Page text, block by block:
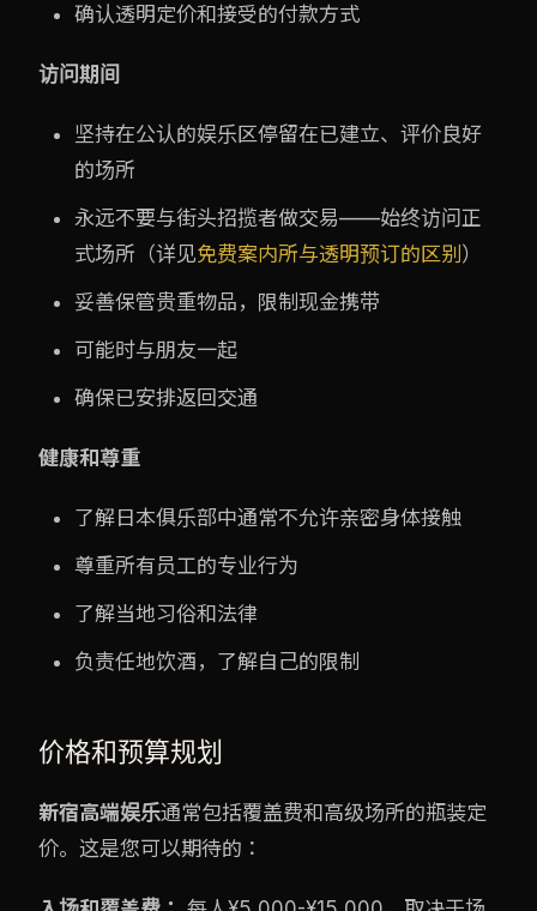
确认透明定价和接受的付款方式
访问期间
坚持在公认的娱乐区停留在已建立、评价良好
的场所
永远不要与街头招揽者做交易——始终访问正
式场所（详见免费案内所与透明预订的区别 ）
妥善保管贵重物品，限制现金携带
可能时与朋友一起
确保已安排返回交通
健康和尊重
了解日本俱乐部中通常不允许亲密身体接触
尊重所有员工的专业行为
了解当地习俗和法律
负责任地饮酒，了解自己的限制
价格和预算规划
新宿高端娱乐通常包括覆盖费和高级场所的瓶装定
价。这是您可以期待的：